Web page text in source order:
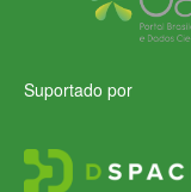
Suportado por